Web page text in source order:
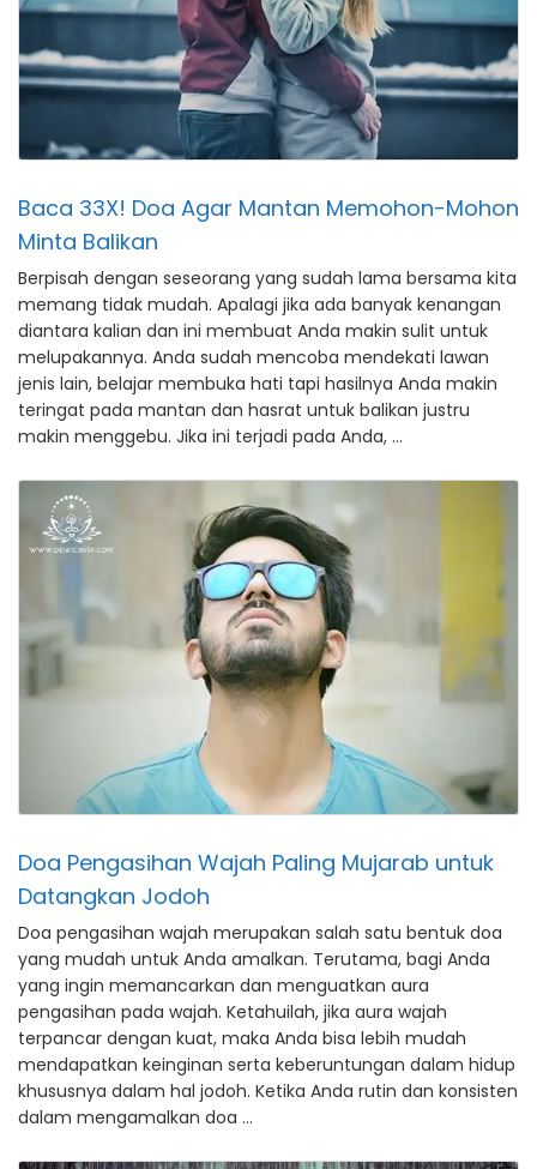
Baca 33X! Doa Agar Mantan Memohon-Mohon
Minta Balikan
Berpisah dengan seseorang yang sudah lama bersama kita
memang tidak mudah. Apalagi jika ada banyak kenangan
diantara kalian dan ini membuat Anda makin sulit untuk
melupakannya. Anda sudah mencoba mendekati lawan
jenis lain, belajar membuka hati tapi hasilnya Anda makin
teringat pada mantan dan hasrat untuk balikan justru
makin menggebu. Jika ini terjadi pada Anda, …
Doa Pengasihan Wajah Paling Mujarab untuk
Datangkan Jodoh
Doa pengasihan wajah merupakan salah satu bentuk doa
yang mudah untuk Anda amalkan. Terutama, bagi Anda
yang ingin memancarkan dan menguatkan aura
pengasihan pada wajah. Ketahuilah, jika aura wajah
terpancar dengan kuat, maka Anda bisa lebih mudah
mendapatkan keinginan serta keberuntungan dalam hidup
khususnya dalam hal jodoh. Ketika Anda rutin dan konsisten
dalam mengamalkan doa …